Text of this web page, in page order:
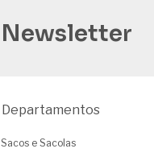
Newsletter
Departamentos
Sacos e Sacolas